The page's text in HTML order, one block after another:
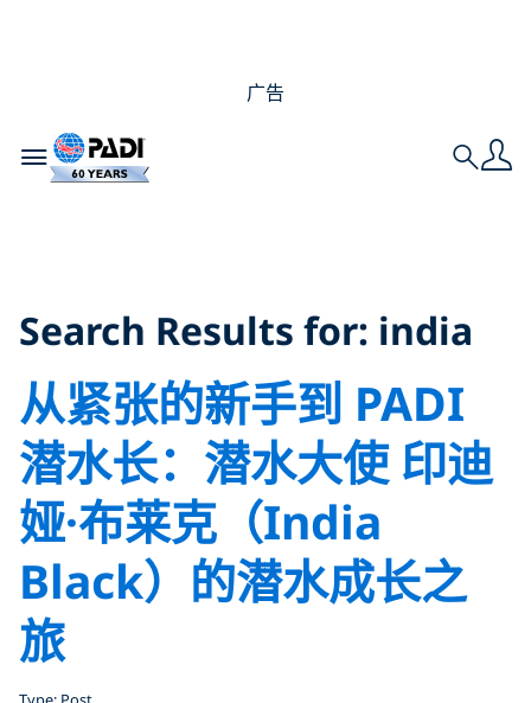
广告
Toggle navigation Search
Search Results for: india
从紧张的新手到 PADI
潜水长：潜水大使 印迪
娅·布莱克（India
Black）的潜水成长之
旅